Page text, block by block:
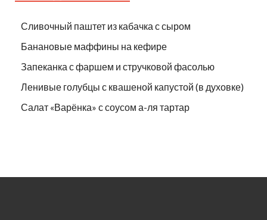
Сливочный паштет из кабачка с сыром
Банановые маффины на кефире
Запеканка с фаршем и стручковой фасолью
Ленивые голубцы с квашеной капустой (в духовке)
Салат «Варёнка» с соусом а-ля тартар